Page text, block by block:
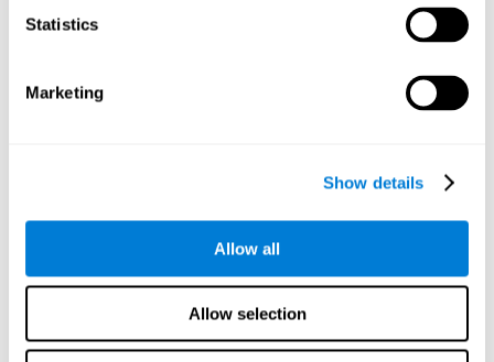
Statistics
Marketing
Show details
Allow all
Allow selection
מה קורה כשאני לא מאמן את היכולות
הקוגניטיביות שלי?
המוח שלנו נועד לחסוך משאבים, ולכן הוא נוטה לחסל קשרים שאינם
בשימוש תכוף. בדרך זו, אם לא משתמשים באופן רגיל ביכולת
להשתמש בתפקוד הקוגניטיבי הזה, מה שהופך אותנו ליעילים פחות
בפעילות היומיומית שלנו.